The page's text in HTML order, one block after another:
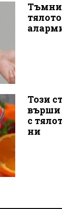
Тъмни
Този
върши
с
ни